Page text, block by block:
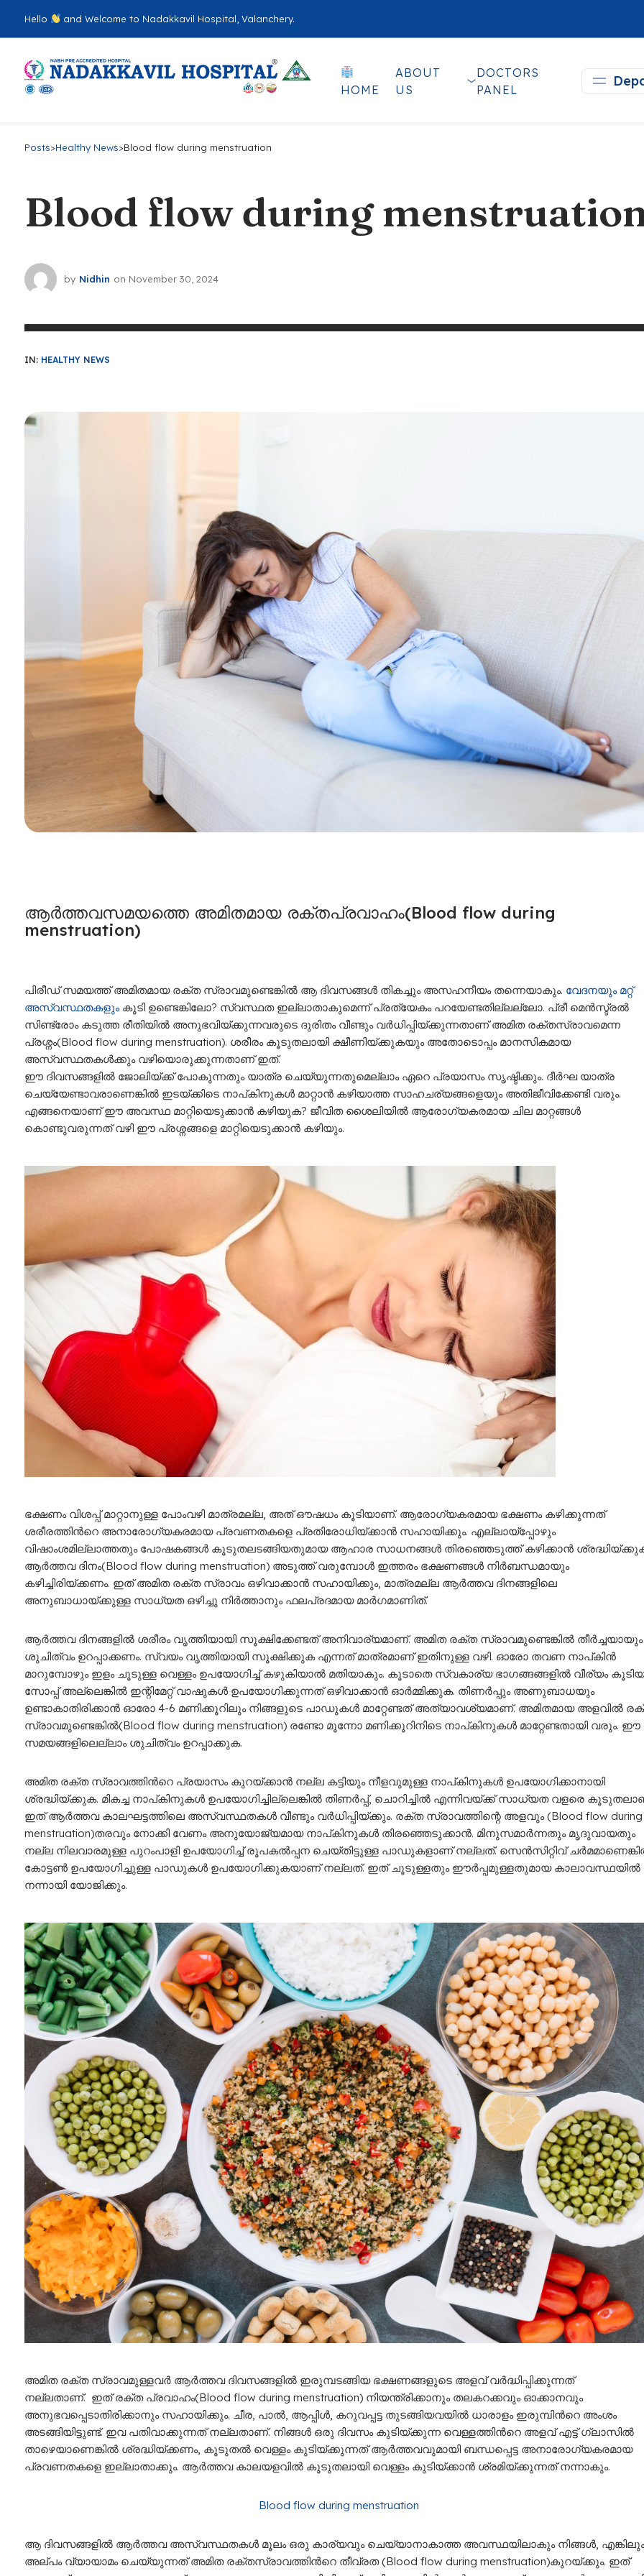
Hello and Welcome to Nadakkavil Hospital, Valanchery.
HOME
ABOUT
US
DOCTORS
PANEL
Posts>Healthy News>Blood flow during menstruation
Blood flow during
by Nidhin on November 30, 2024
IN: HEALTHY NEWS
ആർത്തവസമയത്തെ അമിതമായ രക്തപ്രവാഹം(Blood flow during
menstruation)
പിരീഡ് സമയത്ത് അമിതമായ രക്ത സ്രാവമുണ്ടെങ്കില്‍ ആ ദിവസങ്ങള്‍ തികച്ചും അസഹനീയം തന്നെയാകും. വേദനയും മറ്റ്
അസ്വസ്ഥതകളുംകൂടി ഉണ്ടെങ്കിലോ? സ്വസ്ഥത ഇല്ലാതാകുമെന്ന് പ്രത്യേകം പറയേണ്ടതില്ലല്ലോ. പ്രീ മെന്‍സ്ട്രല്‍
സിണ്ട്രോം കടുത്ത രീതിയില്‍ അനുഭവിയ്ക്കുന്നവരുടെ ദുരിതം വീണ്ടും വര്‍ധിപ്പിയ്ക്കുന്നതാണ് അമിത രക്തസ്രാവമെന്ന
പ്രശ്നം(Blood flow during menstruation). ശരീരം കൂടുതലായി ക്ഷീണിയ്ക്കുകയും അതോടൊപ്പം മാനസികമായ
അസ്വസ്ഥതകള്‍ക്കും വഴിയൊരുക്കുന്നതാണ് ഇത്.
ഈ ദിവസങ്ങളില്‍ ജോലിയ്ക്ക് പോകുന്നതും യാത്ര ചെയ്യുന്നതുമെല്ലാം ഏറെ പ്രയാസം സൃഷ്ടിക്കും. ദീര്‍ഘ യാത്ര
ചെയ്യേണ്ടാവരാണെങ്കില്‍ ഇടയ്ക്കിടെ നാപ്കിനുകള്‍ മാറ്റാന്‍ കഴിയാത്ത സാഹചര്യങ്ങളെയും അതിജീവിക്കേണ്ടി വരും.
എങ്ങനെയാണ് ഈ അവസ്ഥ മാറ്റിയെടുക്കാന്‍ കഴിയുക? ജീവിത ശൈലിയില്‍ ആരോഗ്യകരമായ ചില മാറ്റങ്ങള്‍
കൊണ്ടുവരുന്നത് വഴി ഈ പ്രശ്നങ്ങളെ മാറ്റിയെടുക്കാന്‍ കഴിയും.
ഭക്ഷണം വിശപ്പ്‌ മാറ്റാനുള്ള പോംവഴി മാത്രമല്ല, അത് ഔഷധം കൂടിയാണ്. ആരോഗ്യകരമായ ഭക്ഷണം കഴിക്കുന്നത്
ശരീരത്തിന്‍റെ അനാരോഗ്യകരമായ പ്രവണതകളെ പ്രതിരോധിയ്ക്കാന്‍ സഹായിക്കും. എല്ലായ്പ്പോഴും
വിഷാംശമില്ലാത്തതും പോഷകങ്ങള്‍ കൂടുതലടങ്ങിയതുമായ ആഹാര സാധനങ്ങള്‍ തിരഞ്ഞെടുത്ത് കഴിക്കാന്‍
ആര്‍ത്തവ ദിനം(Blood flow during menstruation) അടുത്ത് വരുമ്പോള്‍ ഇത്തരം ഭക്ഷണങ്ങള്‍ നിര്‍ബന്ധമായും
കഴിച്ചിരിയ്ക്കണം. ഇത് അമിത രക്ത സ്രാവം ഒഴിവാക്കാന്‍ സഹായിക്കും, മാത്രമല്ല ആര്‍ത്തവ ദിനങ്ങളിലെ
അനുബാധായ്ക്കുള്ള സാധ്യത ഒഴിച്ചു നിര്‍ത്താനും ഫലപ്രദമായ മാര്‍ഗമാണിത്.
ആര്‍ത്തവ ദിനങ്ങളില്‍ ശരീരം വൃത്തിയായി സൂക്ഷിക്കേണ്ടത് അനിവാര്യമാണ്. അമിത രക്ത സ്രാവമുണ്ടെങ്കില്‍ തീര്‍ച്ചയായും
ശുചിത്വം ഉറപ്പാക്കണം. സ്വയം വൃത്തിയായി സൂക്ഷിക്കുക എന്നത് മാത്രമാണ് ഇതിനുള്ള വഴി. ഓരോ തവണ നാപ്കിന്‍
മാറുമ്പോഴും ഇളം ചൂടുള്ള വെള്ളം ഉപയോഗിച്ച് കഴുകിയാൽ മതിയാകും. കൂടാതെ സ്വകാര്യ ഭാഗങ്ങങ്ങളിൽ വീര്യം കൂടിയ
സോപ്പ് അല്ലെങ്കിൽ ഇന്റിമേറ്റ്‌ വാഷുകള്‍ ഉപയോഗിക്കുന്നത് ഒഴിവാക്കാൻ ഓർമ്മിക്കുക. തിണർപ്പും അണുബാധയും
ഉണ്ടാകാതിരിക്കാൻ ഓരോ 4-6 മണിക്കൂറിലും നിങ്ങളുടെ പാഡുകൾ മാറ്റേണ്ടത് അത്യാവശ്യമാണ്. അമിതമായ അളവില്‍
സ്രാവമുണ്ടെങ്കില്‍(Blood flow during menstruation) രണ്ടോ മൂന്നോ മണിക്കൂറിനിടെ നാപ്കിനുകള്‍ മാറ്റേണ്ടതായി വരും. ഈ
സമയങ്ങളിലെല്ലാം ശുചിത്വം ഉറപ്പാക്കുക.
അമിത രക്ത സ്രാവത്തിന്‍റെ പ്രയാസം കുറയ്ക്കാന്‍ നല്ല കട്ടിയും നീളവുമുള്ള നാപ്കിനുകള്‍ ഉപയോഗിക്കാനായി
ശ്രദ്ധിയ്ക്കുക. മികച്ച നാപ്കിനുകള്‍ ഉപയോഗിച്ചില്ലെങ്കില്‍ തിണർപ്പ്, ചൊറിച്ചിൽ എന്നിവയ്ക്ക് സാധ്യത വളരെ
ഇത് ആര്‍ത്തവ കാലഘട്ടത്തിലെ അസ്വസ്ഥതകള്‍ വീണ്ടും വര്‍ധിപ്പിയ്ക്കും. രക്ത സ്രാവത്തിന്റെ അളവും (Blood flow during
menstruation)തരവും നോക്കി വേണം അനുയോജ്യമായ നാപ്കിനുകള്‍ തിരഞ്ഞെടുക്കാന്‍. മിനുസമാർന്നതും മൃദുവായതും
നല്ല നിലവാരമുള്ള പുറംപാളി ഉപയോഗിച്ച് രൂപകൽപ്പന ചെയ്തിട്ടുള്ള പാഡുകളാണ് നല്ലത്. സെന്‍സിറ്റിവ്
കോട്ടണ്‍ ഉപയോഗിച്ചുള്ള പാഡുകള്‍ ഉപയോഗിക്കുകയാണ് നല്ലത്. ഇത് ചൂടുള്ളതും ഈർപ്പമുള്ളതുമായ കാലാവസ്ഥയിൽ
നന്നായി യോജിക്കും.
അമിത രക്ത സ്രാവമുള്ളവര്‍ ആര്‍ത്തവ ദിവസങ്ങളിൽ ഇരുമ്പടങ്ങിയ ഭക്ഷണങ്ങളുടെ അളവ് വർദ്ധിപ്പിക്കുന്നത്
നല്ലതാണ്. ഇത് രക്ത പ്രവാഹം(Blood flow during menstruation) നിയന്ത്രിക്കാനും തലകറക്കവും ഓക്കാനവും
അനുഭവപ്പെടാതിരിക്കാനും സഹായിക്കും. ചീര, പാൽ, ആപ്പിൾ, കറുവപ്പട്ട തുടങ്ങിയവയില്‍ ധാരാളം ഇരുമ്പിന്‍റെ അംശം
അടങ്ങിയിട്ടുണ്ട്. ഇവ പതിവാക്കുന്നത് നല്ലതാണ്. നിങ്ങള്‍ ഒരു ദിവസം കുടിയ്ക്കുന്ന വെള്ളത്തിന്‍റെ അളവ് എട്ട് ഗ്ലാസിൽ
താഴെയാണെങ്കിൽ ശ്രദ്ധിയ്ക്കണം, കൂടുതല്‍ വെള്ളം കുടിയ്ക്കുന്നത് ആര്‍ത്തവവുമായി ബന്ധപ്പെട്ട അനാരോഗ്യകരമായ
പ്രവണതകളെ ഇല്ലാതാക്കും. ആര്‍ത്തവ കാലയളവില്‍ കൂടുതലായി വെള്ളം കുടിയ്ക്കാന്‍ ശ്രമിയ്ക്കുന്നത് നന്നാകും.
Blood flow during menstruation
ആ ദിവസങ്ങളില്‍ ആര്‍ത്തവ അസ്വസ്ഥതകള്‍ മൂലം ഒരു കാര്യവും ചെയ്യാനാകാത്ത അവസ്ഥയിലാകും നിങ്ങള്‍, എങ്കിലും
അല്പം വ്യായാമം ചെയ്യുന്നത് അമിത രക്തസ്രാവത്തിന്‍റെ തീവ്രത (Blood flow during menstruation)കുറയ്ക്കും. ഇത്